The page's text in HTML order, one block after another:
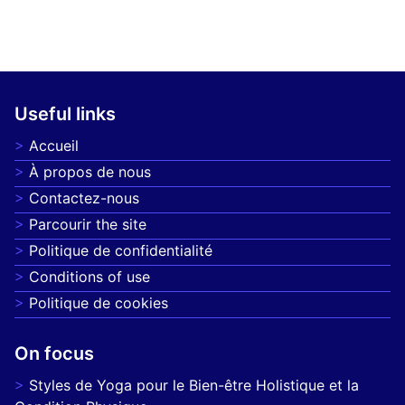
Useful links
Accueil
À propos de nous
Contactez-nous
Parcourir the site
Politique de confidentialité
Conditions of use
Politique de cookies
On focus
Styles de Yoga pour le Bien-être Holistique et la